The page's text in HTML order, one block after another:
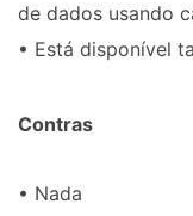
de dados usando
• Está disponível
Contras
• Nada